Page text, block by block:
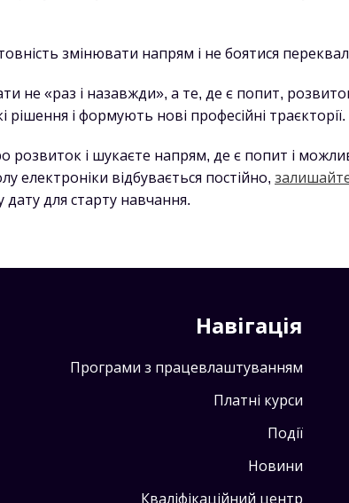
змінювати напрям і не боятися
не «раз і назавжди», а те, де є попит,
і формують нові професійні траєкторії.
розвиток і шукаєте напрям, де є попит і
електроніки відбувається постійно,
дату для старту навчання.
Навігація
Програми з працевлаштуванням
Платні курси
Події
Новини
Кваліфікаційний центр